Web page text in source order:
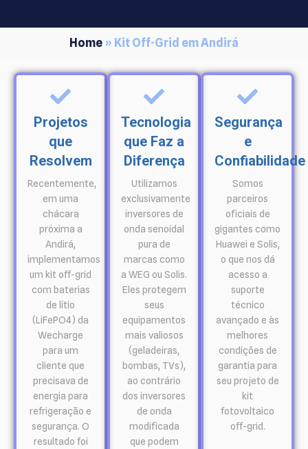
Home » Kit Off-Grid em Andirá
Projetos
que
Resolvem
Recentemente,
em uma
chácara
próxima a
Andirá,
implementamos
um kit off-grid
com baterias
de lítio
(LiFePO4) da
Wecharge
para um
cliente que
precisava de
energia para
refrigeração e
segurança. O
resultado foi
Tecnologia
que Faz a
Diferença
Utilizamos
exclusivamente
inversores de
onda senoidal
pura de
marcas como
a WEG ou Solis.
Eles protegem
seus
equipamentos
mais valiosos
(geladeiras,
bombas, TVs),
ao contrário
dos inversores
de onda
modificada
que podem
Segurança
e
Confiabilidade
Somos
parceiros
oficiais de
gigantes como
Huawei e Solis,
o que nos dá
acesso a
suporte
técnico
avançado e às
melhores
condições de
garantia para
seu projeto de
kit
fotovoltaico
off-grid.